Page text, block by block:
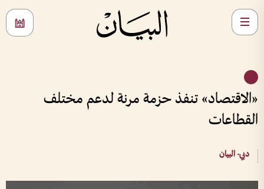
«الاقتصاد» تنفذ حزمة مرنة لدعم مختلف
القطاعات
دبي- البيان